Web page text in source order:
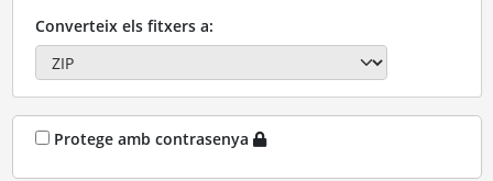
Converteix els fitxers a:
Protege amb contrasenya